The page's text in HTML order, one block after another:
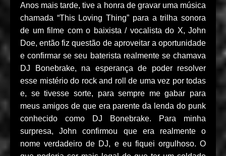
Anos mais tarde, tive a honra de gravar uma música
chamada “This Loving Thing” para a trilha sonora
de um filme com o baixista / vocalista do X, John
Doe, então fiz questão de aproveitar a oportunidade
e confirmar se seu baterista realmente se chamava
DJ Bonebrake, na esperança de poder resolver
esse mistério do rock and roll de uma vez por todas
e, se tivesse sorte, para sempre me gabar para
meus amigos de que era parente da lenda do punk
conhecido como DJ Bonebrake. Para minha
surpresa, John confirmou que era realmente o
nome verdadeiro de DJ, e eu fiquei orgulhoso. O